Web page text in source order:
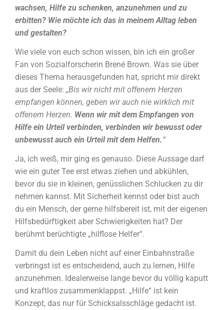
wachsen, Hilfe zu schenken, anzunehmen und zu
erbitten? Wie möchte ich das in meinem Alltag leben
und gestalten?
Wie viele von euch schon wissen, bin ich ein großer
Fan von Sozialforscherin Brené Brown. Was sie über
dieses Thema herausgefunden hat, spricht mir direkt
aus der Seele: „Bis wir nicht mit offenem Herzen
empfangen können, geben wir auch nie wirklich mit
offenem Herzen. Wenn wir mit dem Empfangen von
Hilfe ein Urteil verbinden, verbinden wir bewusst oder
unbewusst auch ein Urteil mit dem Helfen.“
Ja, ich weiß, mir ging es genauso. Diese Aussage darf
wie ein guter Tee erst etwas ziehen und abkühlen,
bevor du sie in kleinen, genüsslichen Schlucken zu dir
nehmen kannst. Mit Sicherheit kennst oder bist auch
du ein Mensch, der gerne hilfsbereit ist, mit der eigenen
Hilfsbedürftigkeit aber Schwierigkeiten hat? Der
berühmt berüchtigte „hilflose Helfer“.
Damit du dein Leben nicht auf einer Einbahnstraße
verbringst ist es entscheidend, auch zu lernen, Hilfe
anzunehmen. Idealerweise lange bevor du völlig kaputt
und kraftlos zusammenklappst. „Hilfe“ ist kein
Konzept, das nur für Schicksalsschläge gedacht ist.